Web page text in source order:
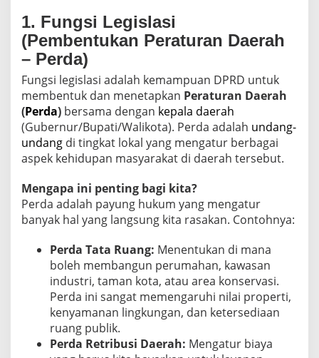
1. Fungsi Legislasi
(Pembentukan Peraturan Daerah
– Perda)
Fungsi legislasi adalah kemampuan DPRD untuk
membentuk dan menetapkan Peraturan Daerah
(Perda) bersama dengan kepala daerah
(Gubernur/Bupati/Walikota). Perda adalah undang-
undang di tingkat lokal yang mengatur berbagai
aspek kehidupan masyarakat di daerah tersebut.
Mengapa ini penting bagi kita?
Perda adalah payung hukum yang mengatur
banyak hal yang langsung kita rasakan. Contohnya:
Perda Tata Ruang: Menentukan di mana
boleh membangun perumahan, kawasan
industri, taman kota, atau area konservasi.
Perda ini sangat memengaruhi nilai properti,
kenyamanan lingkungan, dan ketersediaan
ruang publik.
Perda Retribusi Daerah: Mengatur biaya